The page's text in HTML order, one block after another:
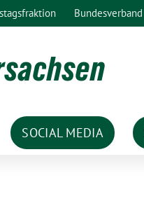
Bundesverband
SOCIAL MEDIA